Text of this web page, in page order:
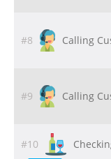
#8 Calling
#9 Calling
#10